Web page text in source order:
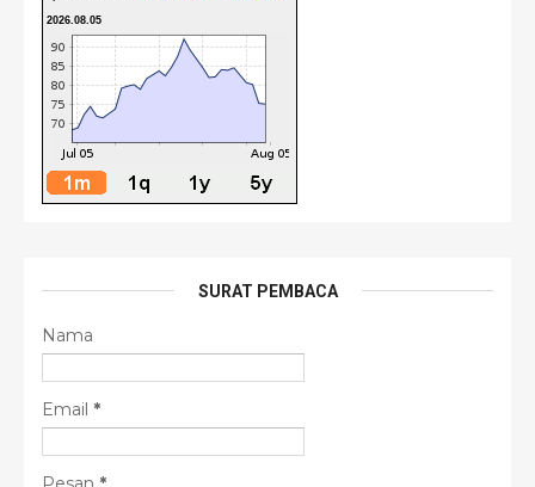
2026.08.05
SURAT PEMBACA
Nama
Email *